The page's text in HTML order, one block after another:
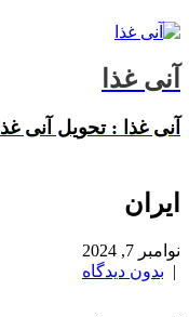
آنی غذا
آنی غذا : تحویل آنی غذا
ایران
نوامبر 7, 2024
| بدون دیدگاه